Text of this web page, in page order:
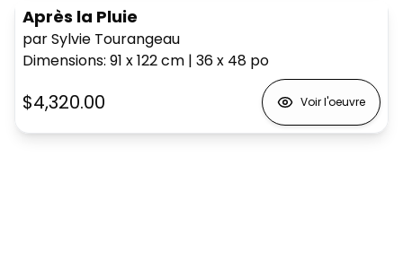
Après la Pluie
par Sylvie Tourangeau
Dimensions: 91 x 122cm | 36 x 48 po
$4,320.00 Voir l'oeuvre